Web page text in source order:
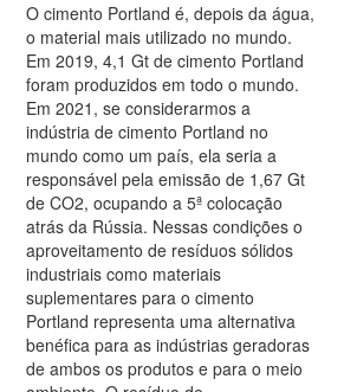
O cimento Portland é, depois da água,
o material mais utilizado no mundo.
Em 2019, 4,1 Gt de cimento Portland
foram produzidos em todo o mundo.
Em 2021, se considerarmos a
indústria de cimento Portland no
mundo como um país, ela seria a
responsável pela emissão de 1,67 Gt
de CO2, ocupando a 5ª colocação
atrás da Rússia. Nessas condições o
aproveitamento de resíduos sólidos
industriais como materiais
suplementares para o cimento
Portland representa uma alternativa
benéfica para as indústrias geradoras
de ambos os produtos e para o meio